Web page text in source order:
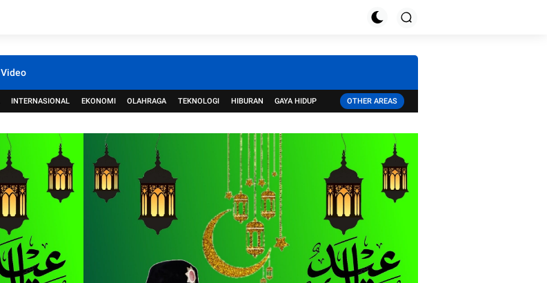
Video
INTERNASIONAL EKONOMI OLAHRAGA TEKNOLOGI HIBURAN GAYA HIDUP OTHER AREAS